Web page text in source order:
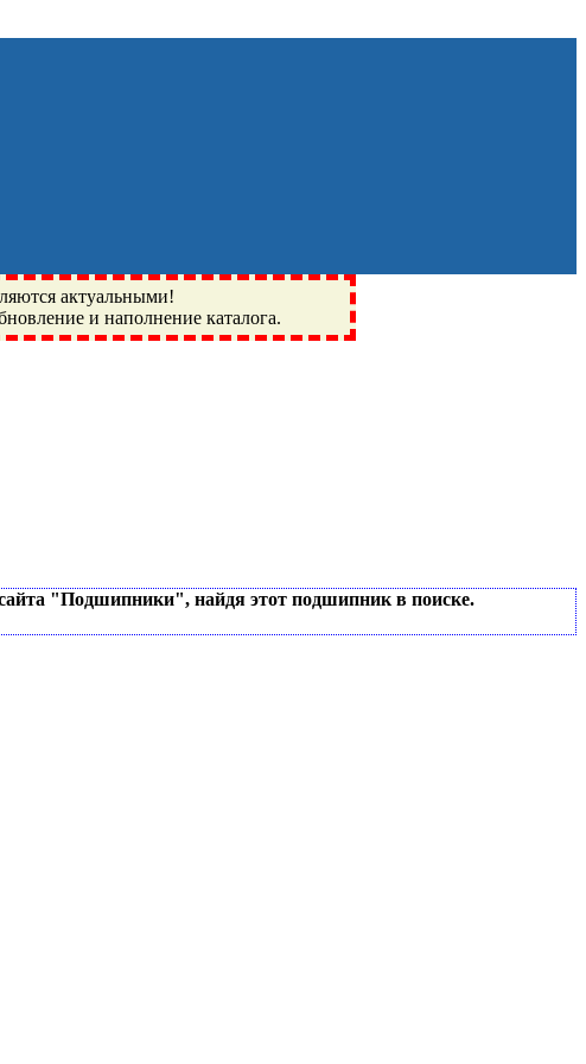
актуальными!
и наполнение каталога.
Монино, Ивантеевка, подшипники, пневматика, метизы,
DPI, BSN, SPZ, РФ, BMZ, ХАРП, CX, РОЛТОМ, APZ, FBJ, KYK,
"Подшипники", найдя этот подшипник в поиске.